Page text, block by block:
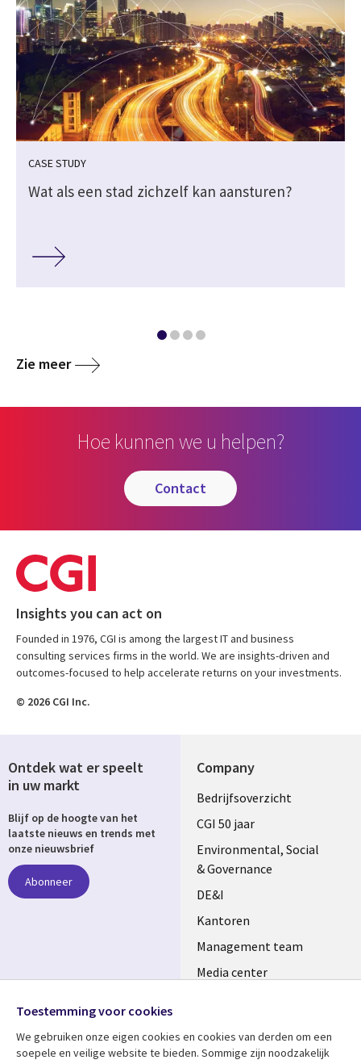
CASE STUDY
Wat als een stad zichzelf kan aansturen?
Zie meer
Hoe kunnen we u helpen?
contact
Insights you can act on
Founded in 1976, CGI is among the largest IT and business
consulting services firms in the world. We are insights-driven and
outcomes-focused to help accelerate returns on your investments.
© 2026 CGI Inc.
Company
Useful
links
NETHERLANDS
Bedrijfsoverzicht
CGI 50 jaar
Environmental, Social
& Governance
DE&I
Kantoren
Management team
Media center
Ontdek wat er speelt
in uw markt
Blijf op de hoogte van het
laatste nieuws en trends met
onze nieuwsbrief
Abonneer
Media
NETHERLANDS
Toestemming voor cookies
We gebruiken onze eigen cookies en cookies van derden om een ​​
soepele en veilige website te bieden. Sommige zijn noodzakelijk